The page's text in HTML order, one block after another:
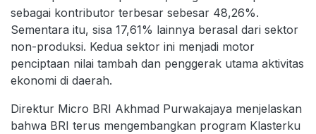
sebagai kontributor terbesar sebesar 48,26%.
Sementara itu, sisa 17,61% lainnya berasal dari sektor
non-produksi. Kedua sektor ini menjadi motor
penciptaan nilai tambah dan penggerak utama aktivitas
ekonomi di daerah.
Direktur Micro BRI Akhmad Purwakajaya menjelaskan
bahwa BRI terus mengembangkan program Klasterku